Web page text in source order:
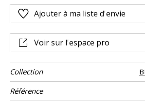
texture chenille, sublimée par la
métallisé.
Ajouter à ma liste d'envie
Voir sur l'espace pro
Collection
Référence